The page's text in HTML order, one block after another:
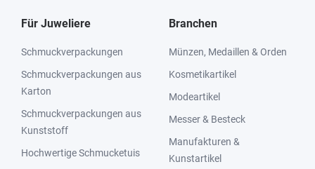
Für Juweliere
Schmuckverpackungen
Schmuckverpackungen aus
Karton
Schmuckverpackungen aus
Kunststoff
Hochwertige Schmucketuis
Branchen
Münzen, Medaillen & Orden
Kosmetikartikel
Modeartikel
Messer & Besteck
Manufakturen &
Kunstartikel